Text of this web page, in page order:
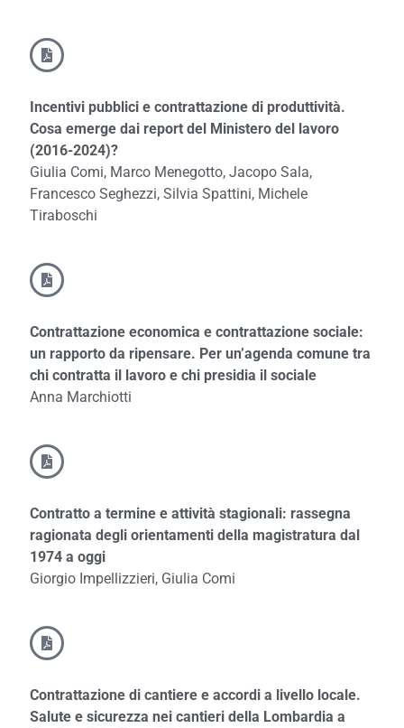
Incentivi pubblici e contrattazione di produttività.
Cosa emerge dai report del Ministero del lavoro
(2016-2024)?
Giulia Comi, Marco Menegotto, Jacopo Sala,
Francesco Seghezzi, Silvia Spattini, Michele
Tiraboschi
Contrattazione economica e contrattazione sociale:
un rapporto da ripensare. Per un’agenda comune tra
chi contratta il lavoro e chi presidia il sociale
Anna Marchiotti
Contratto a termine e attività stagionali: rassegna
ragionata degli orientamenti della magistratura dal
1974 a oggi
Giorgio Impellizzieri, Giulia Comi
Contrattazione di cantiere e accordi a livello locale.
Salute e sicurezza nei cantieri della Lombardia a